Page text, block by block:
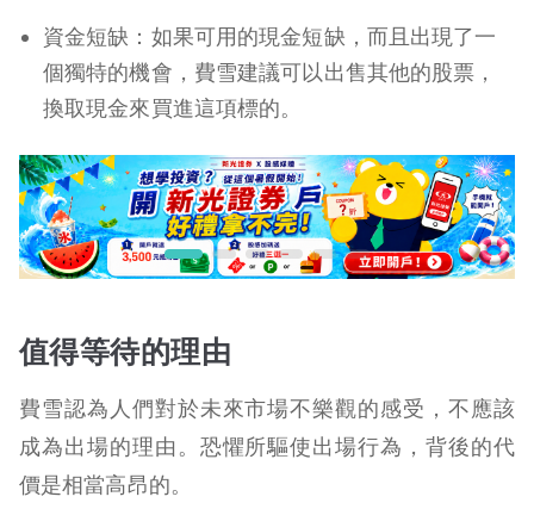
資金短缺：如果可用的現金短缺，而且出現了一
個獨特的機會，費雪建議可以出售其他的股票，
換取現金來買進這項標的。
值得等待的理由
費雪認為人們對於未來市場不樂觀的感受，不應該
成為出場的理由。恐懼所驅使出場行為，背後的代
價是相當高昂的。